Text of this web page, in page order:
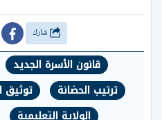
قانون الأسرة الجديد
ترتيب الحضانة
توثيق
الولاية التعليمية